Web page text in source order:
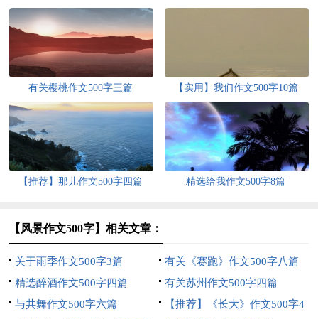
有关樱桃作文500字三篇 【实用】我们作文500字10篇
【推荐】那儿作文500字四篇 精选给我作文500字8篇
【风景作文500字】相关文章：
关于雨季作文500字3篇
有关《赛跑》作文500字八篇
精选醉酒作文500字四篇
有关苏州作文500字四篇
与共舞作文500字六篇
【推荐】《长大》作文500字4